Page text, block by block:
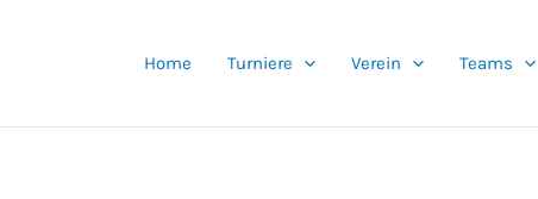
Home Turniere Verein Teams